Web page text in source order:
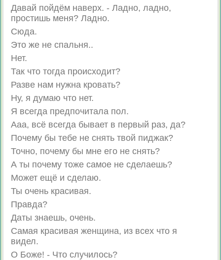
Давай пойдём наверх. - Ладно, ладно,
простишь меня? Ладно.
Сюда.
Это же не спальня..
Нет.
Так что тогда происходит?
Разве нам нужна кровать?
Ну, я думаю что нет.
Я всегда предпочитала пол.
Ааа, всё всегда бывает в первый раз, да?
Почему бы тебе не снять твой пиджак?
Точно, почему бы мне его не снять?
А ты почему тоже самое не сделаешь?
Может ещё и сделаю.
Ты очень красивая.
Правда?
Даты знаешь, очень.
Самая красивая женщина, из всех что я
видел.
О Боже! - Что случилось?